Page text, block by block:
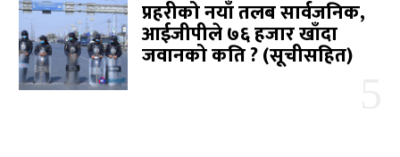
प्रहरीको नयाँ तलब सार्वजनिक,
आईजीपीले ७६ हजार खाँदा
जवानको कति ? (सूचीसहित)